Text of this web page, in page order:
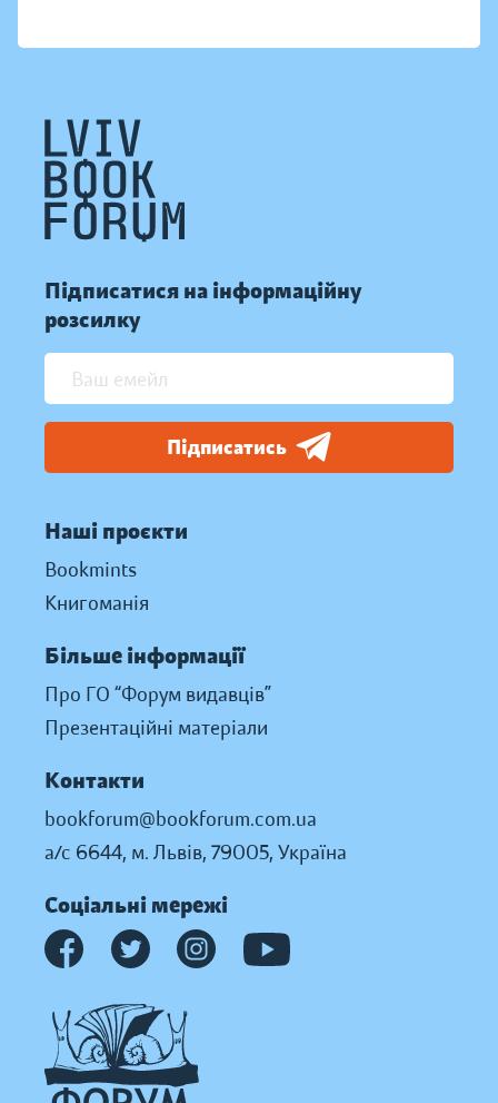
Підписатися на інформаційну
розсилку
Підписатись
Наші проєкти
Bookmints
Книгоманія
Більше інформації
Про ГО “Форум видавців”
Презентаційні матеріали
Контакти
bookforum@bookforum.com.ua
а/с 6644, м. Львів, 79005, Україна
Соціальні мережі